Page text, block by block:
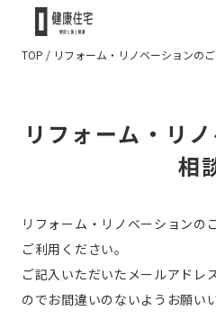
TOP / リフォーム・リノベーションの
リフォーム・リ
相
リフォーム・リノベーションの
ご利用ください。
ご記入いただいたメールアドレ
のでお間違いのないようお願い